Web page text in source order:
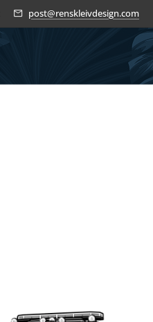
post@renskleivdesign.com